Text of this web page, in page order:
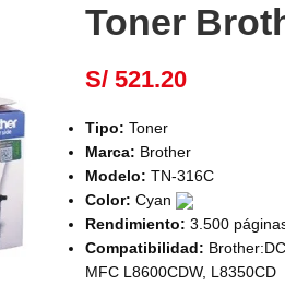
Toner
S/ 521.20
Tipo: Toner
Marca: Brother
Modelo: TN-316C
Color:Cyan
Rendimiento: 3.500
Compatibilidad:
MFC L8600CDW, L8350CD